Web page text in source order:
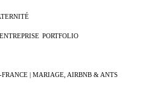
ENTREPRISE PORTFOLIO
| MARIAGE, AIRBNB & ANTS